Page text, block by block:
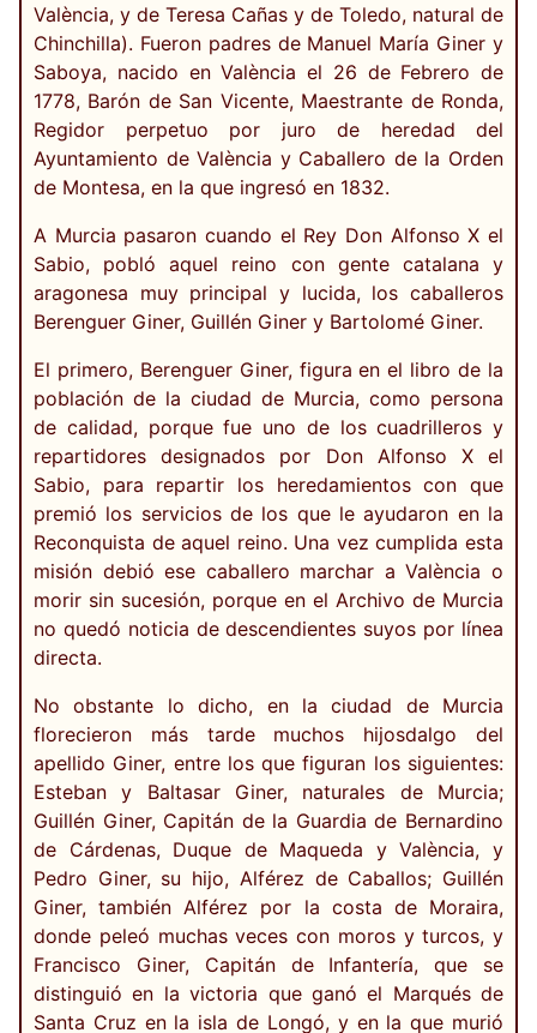
València, y de Teresa Cañas y de Toledo, natural de
Chinchilla). Fueron padres de Manuel María Giner y
Saboya, nacido en València el 26 de Febrero de
1778, Barón de San Vicente, Maestrante de Ronda,
Regidor perpetuo por juro de heredad del
Ayuntamiento de València y Caballero de la Orden
de Montesa, en la que ingresó en 1832.
A Murcia pasaron cuando el Rey Don Alfonso X el
Sabio, pobló aquel reino con gente catalana y
aragonesa muy principal y lucida, los caballeros
Berenguer Giner, Guillén Giner y Bartolomé Giner.
El primero, Berenguer Giner, figura en el libro de la
población de la ciudad de Murcia, como persona
de calidad, porque fue uno de los cuadrilleros y
repartidores designados por Don Alfonso X el
Sabio, para repartir los heredamientos con que
premió los servicios de los que le ayudaron en la
Reconquista de aquel reino. Una vez cumplida esta
misión debió ese caballero marchar a València o
morir sin sucesión, porque en el Archivo de Murcia
no quedó noticia de descendientes suyos por línea
directa.
No obstante lo dicho, en la ciudad de Murcia
florecieron más tarde muchos hijosdalgo del
apellido Giner, entre los que figuran los siguientes:
Esteban y Baltasar Giner, naturales de Murcia;
Guillén Giner, Capitán de la Guardia de Bernardino
de Cárdenas, Duque de Maqueda y València, y
Pedro Giner, su hijo, Alférez de Caballos; Guillén
Giner, también Alférez por la costa de Moraira,
donde peleó muchas veces con moros y turcos, y
Francisco Giner, Capitán de Infantería, que se
distinguió en la victoria que ganó el Marqués de
Santa Cruz en la isla de Longó, y en la que murió